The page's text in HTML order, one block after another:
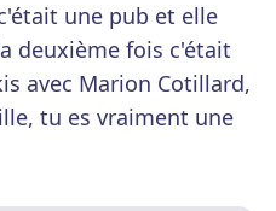
une pub et elle
deuxième fois c'était
avec Marion Cotillard,
tu es vraiment une